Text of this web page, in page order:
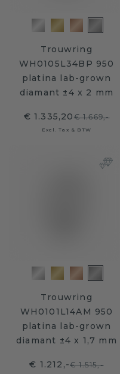
Trouwring
WH0105L34BP 950
platina lab-grown
diamant ±4 x 2 mm
€ 1.335,20€ 1.669,-
Excl. Tax & BTW
Trouwring
WH0101L14AM 950
platina lab-grown
diamant ±4 x 1,7 mm
€ 1.212,-€ 1.515,-